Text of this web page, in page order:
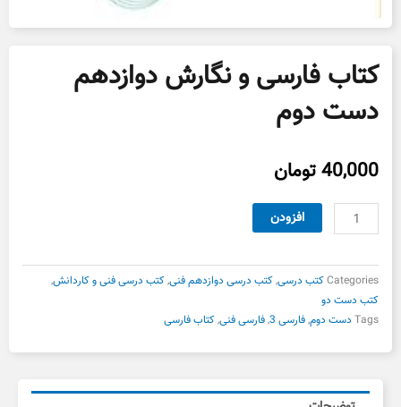
کتاب فارسی و نگارش دوازدهم
دست دوم
40,000تومان
کتاب
فارسی
نگارش
دوازدهم
دست
دوم
عدد
افزودن
Categoriesکتب درسی,کتب درسی دوازدهم فنی,کتب درسی فنی و کاردانش,
کتب دست دو
Tags دست دوم,فارسی 3 ,فارسی فنی,کتاب فارسی